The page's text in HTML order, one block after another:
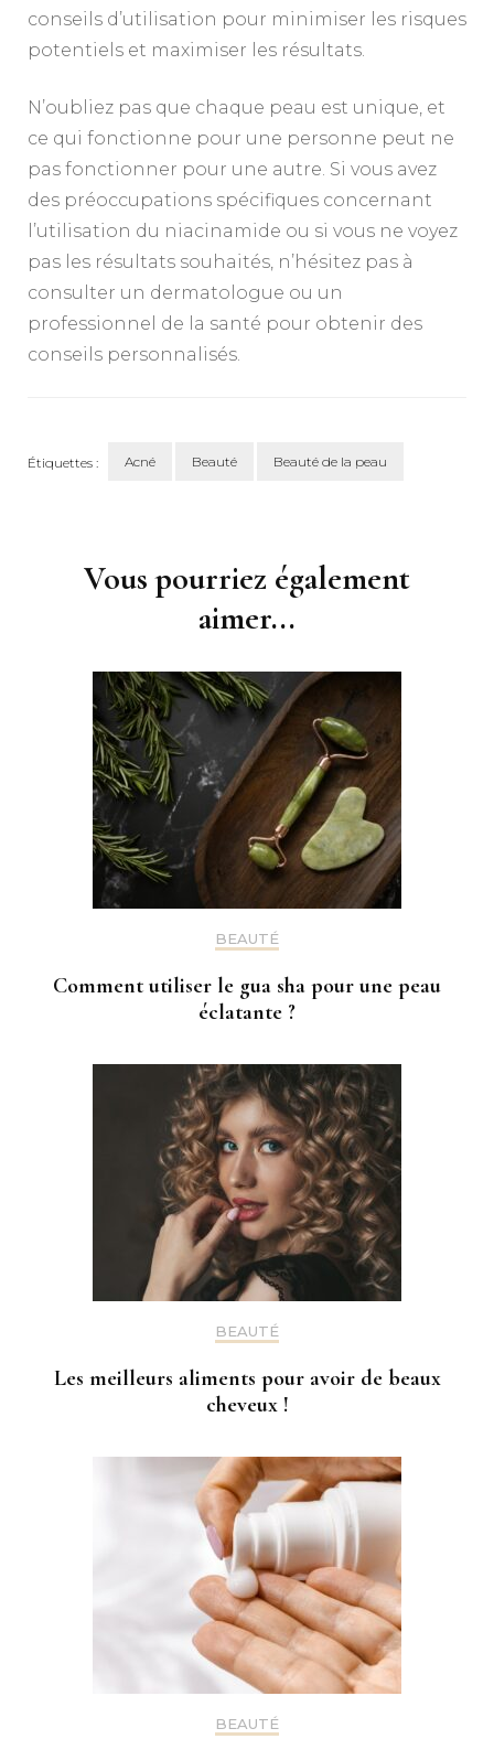
conseils d’utilisation pour minimiser les risques
potentiels et maximiser les résultats.
N’oubliez pas que chaque peau est unique, et
ce qui fonctionne pour une personne peut ne
pas fonctionner pour une autre. Si vous avez
des préoccupations spécifiques concernant
l’utilisation du niacinamide ou si vous ne voyez
pas les résultats souhaités, n’hésitez pas à
consulter un dermatologue ou un
professionnel de la santé pour obtenir des
conseils personnalisés.
Étiquettes : Acné Beauté Beauté de la peau
Vous pourriez également
aimer...
BEAUTÉ
Comment utiliser le gua sha pour une peau
éclatante ?
BEAUTÉ
Les meilleurs aliments pour avoir de beaux
cheveux !
BEAUTÉ